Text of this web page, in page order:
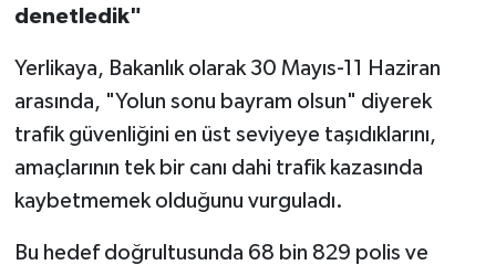
denetledik"
Yerlikaya, Bakanlık olarak 30 Mayıs-11 Haziran
arasında, "Yolun sonu bayram olsun" diyerek
trafik güvenliğini en üst seviyeye taşıdıklarını,
amaçlarının tek bir canı dahi trafik kazasında
kaybetmemek olduğunu vurguladı.
Bu hedef doğrultusunda 68 bin 829 polis ve